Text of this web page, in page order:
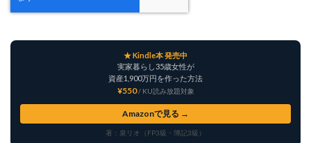
★ Kindle本 発売中
実家暮らし35歳女性が
資産1,900万円を作った方法
¥550 / KU読み放題対象
Amazonで見る →
著：泉リオ（FP3級・簿記3級）